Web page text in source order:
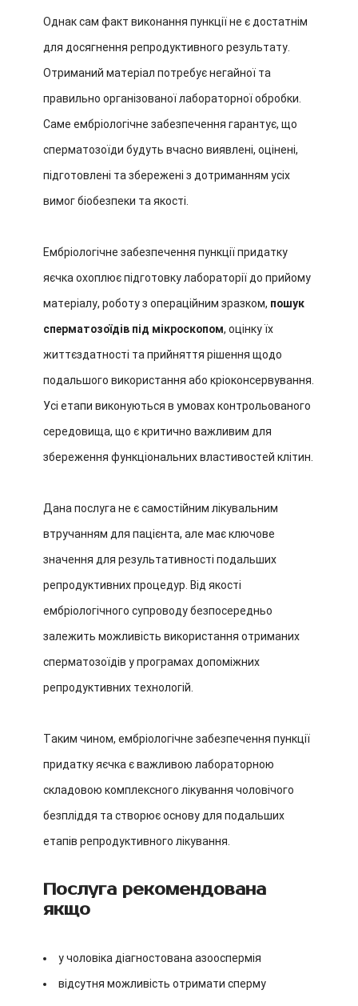
Однак сам факт виконання пункції не є достатнім
для досягнення репродуктивного результату.
Отриманий матеріал потребує негайної та
правильно організованої лабораторної обробки.
Саме ембріологічне забезпечення гарантує, що
сперматозоїди будуть вчасно виявлені, оцінені,
підготовлені та збережені з дотриманням усіх
вимог біобезпеки та якості.
Ембріологічне забезпечення пункції придатку
яєчка охоплює підготовку лабораторії до прийому
матеріалу, роботу з операційним зразком, пошук
сперматозоїдів під мікроскопом, оцінку їх
життєздатності та прийняття рішення щодо
подальшого використання або кріоконсервування.
Усі етапи виконуються в умовах контрольованого
середовища, що є критично важливим для
збереження функціональних властивостей клітин.
Дана послуга не є самостійним лікувальним
втручанням для пацієнта, але має ключове
значення для результативності подальших
репродуктивних процедур. Від якості
ембріологічного супроводу безпосередньо
залежить можливість використання отриманих
сперматозоїдів у програмах допоміжних
репродуктивних технологій.
Таким чином, ембріологічне забезпечення пункції
придатку яєчка є важливою лабораторною
складовою комплексного лікування чоловічого
безпліддя та створює основу для подальших
етапів репродуктивного лікування.
Послуга рекомендована
якщо
у чоловіка діагностована азооспермія
відсутня можливість отримати сперму